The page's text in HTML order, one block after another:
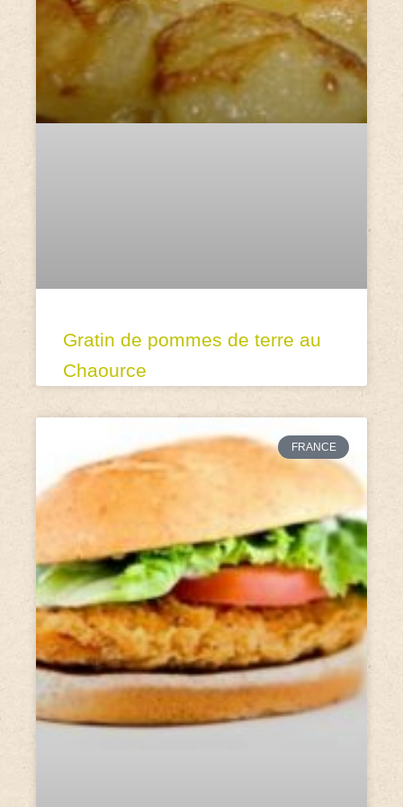
Gratin de pommes de terre au
Chaource
FRANCE